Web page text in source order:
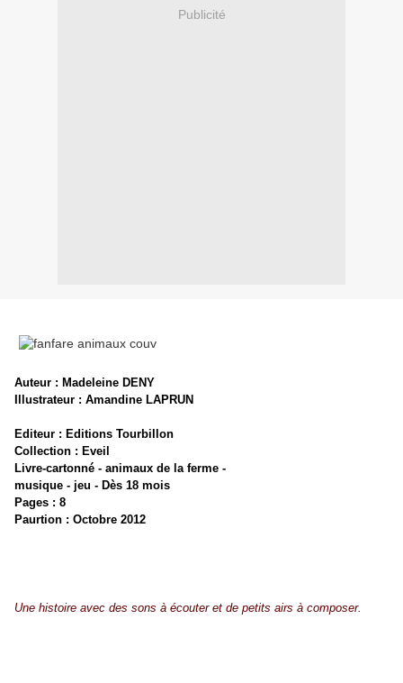
Publicité
Auteur : Madeleine DENY
Illustrateur : Amandine LAPRUN
Editeur : Editions Tourbillon
Collection : Eveil
Livre-cartonné - animaux de la ferme -
musique - jeu - Dès 18 mois
Pages : 8
Paurtion : Octobre 2012
Une histoire avec des sons à écouter et de petits airs à composer.